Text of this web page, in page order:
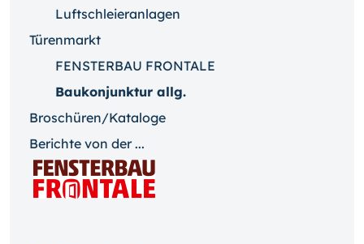
Luftschleieranlagen
Türenmarkt
FENSTERBAU FRONTALE
Baukonjunktur allg.
Broschüren/Kataloge
Berichte von der ...